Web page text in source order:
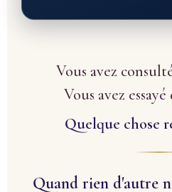
Vous avez
Vous avez
Quelque chose
Quand rien d'autre